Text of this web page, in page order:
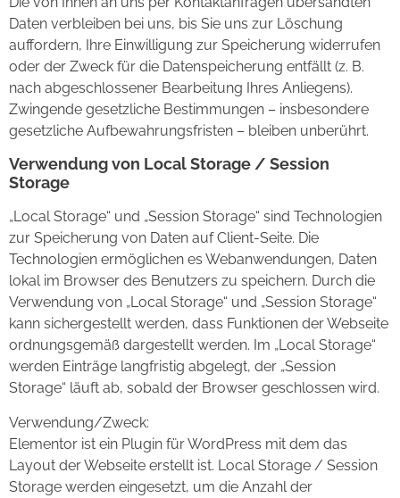
Daten verbleiben bei uns, bis Sie uns zur Löschung
auffordern, Ihre Einwilligung zur Speicherung widerrufen
oder der Zweck für die Datenspeicherung entfällt (z. B.
nach abgeschlossener Bearbeitung Ihres Anliegens).
Zwingende gesetzliche Bestimmungen – insbesondere
gesetzliche Aufbewahrungsfristen – bleiben unberührt.
Verwendung von Local Storage / Session
Storage
„Local Storage“ und „Session Storage“ sind Technologien
zur Speicherung von Daten auf Client-Seite. Die
Technologien ermöglichen es Webanwendungen, Daten
lokal im Browser des Benutzers zu speichern. Durch die
Verwendung von „Local Storage“ und „Session Storage“
kann sichergestellt werden, dass Funktionen der Webseite
ordnungsgemäß dargestellt werden. Im „Local Storage“
werden Einträge langfristig abgelegt, der „Session
Storage“ läuft ab, sobald der Browser geschlossen wird.
Verwendung/Zweck:
Elementor ist ein Plugin für WordPress mit dem das
Layout der Webseite erstellt ist. Local Storage / Session
Storage werden eingesetzt, um die Anzahl der